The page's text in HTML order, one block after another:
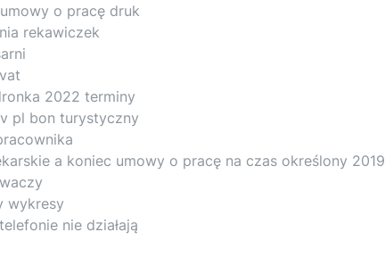
o pracę druk
rekawiczek
2022 terminy
pl bon turystyczny
a koniec umowy o pracę na czas określony 2019
wykresy
nie działają